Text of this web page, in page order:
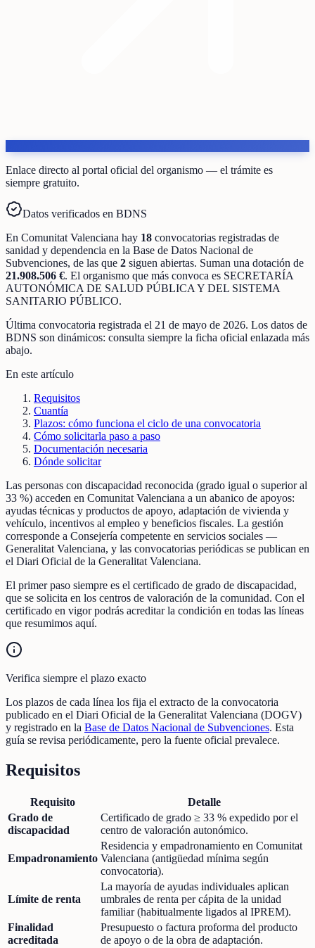
Enlace directo al portal oficial del organismo — el trámite es
siempre gratuito.
Datos verificados en BDNS
En Comunitat Valenciana hay 18 convocatorias registradas de
sanidad y dependencia en la Base de Datos Nacional de
Subvenciones, de las que 2 siguen abiertas. Suman una dotación de
21.908.506 €. El organismo que más convoca es SECRETARÍA
AUTONÓMICA DE SALUD PÚBLICA Y DEL SISTEMA
SANITARIO PÚBLICO.
Última convocatoria registrada el 21 de mayo de 2026. Los datos de
BDNS son dinámicos: consulta siempre la ficha oficial enlazada más
abajo.
En este artículo
Requisitos
Cuantía
Plazos: cómo funciona el ciclo de una convocatoria
Cómo solicitarla paso a paso
Documentación necesaria
Dónde solicitar
Las personas con discapacidad reconocida (grado igual o superior al
33 %) acceden en Comunitat Valenciana a un abanico de apoyos:
ayudas técnicas y productos de apoyo, adaptación de vivienda y
vehículo, incentivos al empleo y beneficios fiscales. La gestión
corresponde a Consejería competente en servicios sociales —
Generalitat Valenciana, y las convocatorias periódicas se publican en
el Diari Oficial de la Generalitat Valenciana.
El primer paso siempre es el certificado de grado de discapacidad,
que se solicita en los centros de valoración de la comunidad. Con el
certificado en vigor podrás acreditar la condición en todas las líneas
que resumimos aquí.
Verifica siempre el plazo exacto
Los plazos de cada línea los fija el extracto de la convocatoria
publicado en el Diari Oficial de la Generalitat Valenciana (DOGV)
y registrado en la Base de Datos Nacional de Subvenciones. Esta
guía se revisa periódicamente, pero la fuente oficial prevalece.
Requisitos
Requisito
Detalle
Grado de
discapacidad
Certificado de grado ≥ 33 % expedido por el
centro de valoración autonómico.
Empadronamiento
Residencia y empadronamiento en Comunitat
Valenciana (antigüedad mínima según
convocatoria).
Límite de renta
La mayoría de ayudas individuales aplican
umbrales de renta per cápita de la unidad
familiar (habitualmente ligados al IPREM).
Finalidad
acreditada
Presupuesto o factura proforma del producto
de apoyo o de la obra de adaptación.